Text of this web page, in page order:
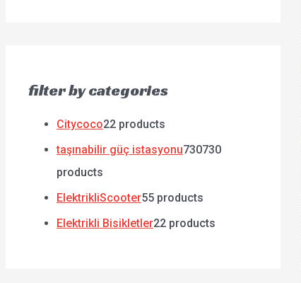
filter by categories
Citycoco22 products
taşınabilir güç istasyonu730730
products
ElektrikliScooter55 products
Elektrikli Bisikletler22 products